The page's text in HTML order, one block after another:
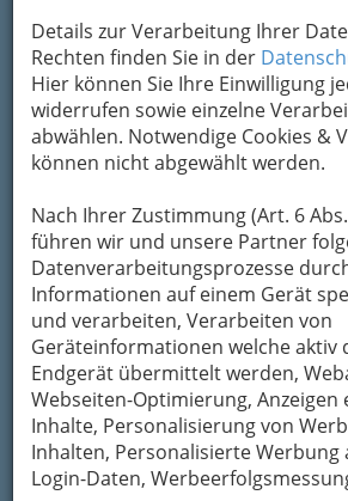
Details zur Verarbeitung Ihrer
Rechten finden Sie in der
Hier können Sie Ihre Einwilligung
widerrufen sowie einzelne
abwählen. Notwendige Cookies &
können nicht abgewählt werden.
Nach Ihrer Zustimmung (Art. 6 Abs.
führen wir und unsere Partner
Datenverarbeitungsprozesse
Informationen auf einem Gerät
und verarbeiten, Verarbeiten von
Geräteinformationen welche aktiv
Endgerät übermittelt werden,
Webseiten-Optimierung, Anzeigen
Inhalte, Personalisierung von
Inhalten, Personalisierte Werbung
Login-Daten,